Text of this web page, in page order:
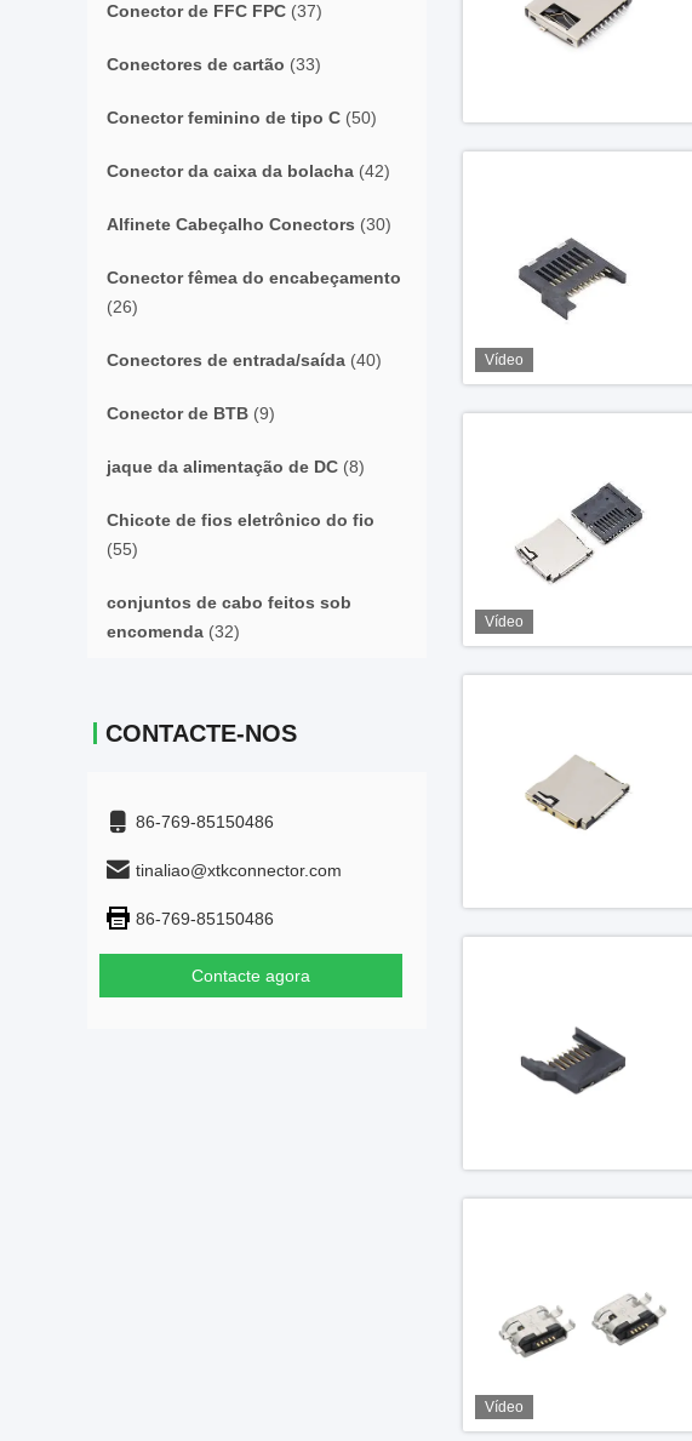
Conector de FFC FPC (37)
Conectores de cartão (33)
Conector feminino de tipo C (50)
Conector da caixa da bolacha (42)
Alfinete Cabeçalho Conectors (30)
Conector fêmea do encabeçamento
(26)
Conectores de entrada/saída (40)
Conector de BTB (9)
jaque da alimentação de DC (8)
Chicote de fios eletrônico do fio
(55)
conjuntos de cabo feitos sob
encomenda (32)
CONTACTE-NOS
86-769-85150486
tinaliao@xtkconnector.com
86-769-85150486
Contacte agora
Vídeo
Vídeo
Vídeo